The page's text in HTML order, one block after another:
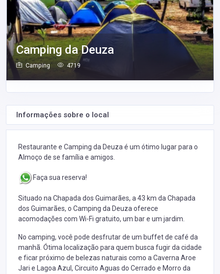
Camping da Deuza
Camping 4719
Informações sobre o local
Restaurante e Camping da Deuza é um ótimo lugar para o
Almoço de se família e amigos.
Faça sua reserva!
Situado na Chapada dos Guimarães, a 43 km da Chapada
dos Guimarães, o Camping da Deuza oferece
acomodações com Wi-Fi gratuito, um bar e um jardim.
No camping, você pode desfrutar de um buffet de café da
manhã. Ótima localização para quem busca fugir da cidade
e ficar próximo de belezas naturais como a Caverna Aroe
Jari e Lagoa Azul, Circuito Aguas do Cerrado e Morro da